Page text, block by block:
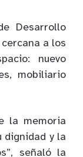
Desarrollo
a los
nuevo
mobiliario
la memoria
dignidad y la
señaló la